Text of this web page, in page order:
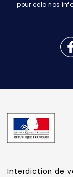
pour cela nos
Interdiction de